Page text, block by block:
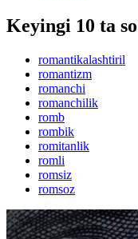
Keyingi 10 ta
romantikalashtiril
romantizm
romanchi
romanchilik
romb
rombik
romitanlik
romli
romsiz
romsoz